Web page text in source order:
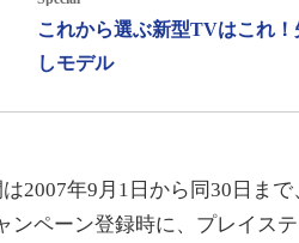
これから選ぶ新型TVはこれ
しモデル
2007年9月1日から同30日まで
ンペーン登録時に、プレイス